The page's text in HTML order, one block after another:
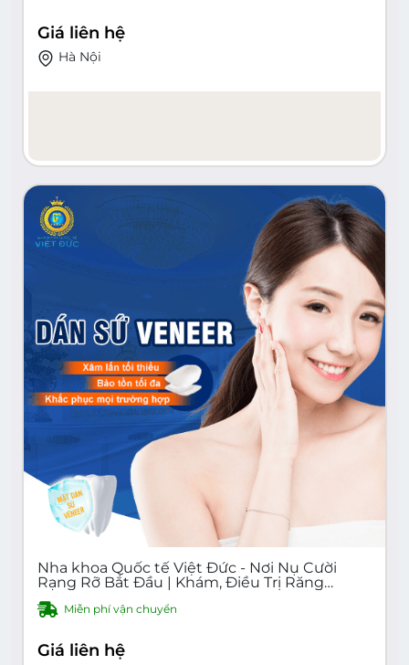
Giá liên hệ
Hà Nội
Nha khoa Quốc tế Việt Đức - Nơi Nụ Cười
Rạng Rỡ Bắt Đầu | Khám, Điều Trị Răng
Miệng Uy Tín, Chất Lượng Cao Tại Hà Nội |
Bác Sĩ Chuyên Nghiệp, Trang Thiết Bị Hiện
Miễn phí vận chuyển
Giá liên hệ